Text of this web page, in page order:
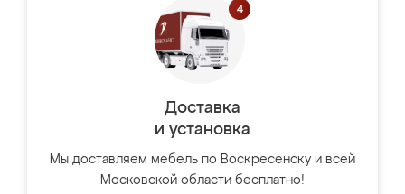
Доставка
и установка
Мы доставляем мебель по Воскресенску и всей
Московской области бесплатно!